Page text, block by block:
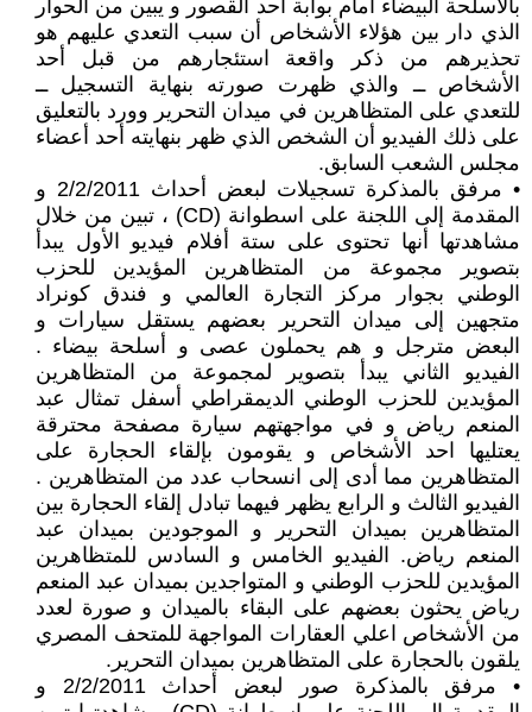
بالأسلحة البيضاء أمام بوابة أحد القصور و يبين من الحوار
الذي دار بين هؤلاء الأشخاص أن سبب التعدي عليهم هو
تحذيرهم من ذكر واقعة استئجارهم من قبل أحد
الأشخاص ــ والذي ظهرت صورته بنهاية التسجيل ــ
للتعدي على المتظاهرين في ميدان التحرير وورد بالتعليق
على ذلك الفيديو أن الشخص الذي ظهر بنهايته أحد أعضاء
مجلس الشعب السابق.
• مرفق بالمذكرة تسجيلات لبعض أحداث 2/2/2011 و
المقدمة إلى اللجنة على اسطوانة (CD) ، تبين من خلال
مشاهدتها أنها تحتوى على ستة أفلام فيديو الأول يبدأ
بتصوير مجموعة من المتظاهرين المؤيدين للحزب
الوطني بجوار مركز التجارة العالمي و فندق كونراد
متجهين إلى ميدان التحرير بعضهم يستقل سيارات و
البعض مترجل و هم يحملون عصى و أسلحة بيضاء .
الفيديو الثاني يبدأ بتصوير لمجموعة من المتظاهرين
المؤيدين للحزب الوطني الديمقراطي أسفل تمثال عبد
المنعم رياض و في مواجهتهم سيارة مصفحة محترقة
يعتليها احد الأشخاص و يقومون بإلقاء الحجارة على
المتظاهرين مما أدى إلى انسحاب عدد من المتظاهرين .
الفيديو الثالث و الرابع يظهر فيهما تبادل إلقاء الحجارة بين
المتظاهرين بميدان التحرير و الموجودين بميدان عبد
المنعم رياض. الفيديو الخامس و السادس للمتظاهرين
المؤيدين للحزب الوطني و المتواجدين بميدان عبد المنعم
رياض يحثون بعضهم على البقاء بالميدان و صورة لعدد
من الأشخاص اعلي العقارات المواجهة للمتحف المصري
يلقون بالحجارة على المتظاهرين بميدان التحرير.
• مرفق بالمذكرة صور لبعض أحداث 2/2/2011 و